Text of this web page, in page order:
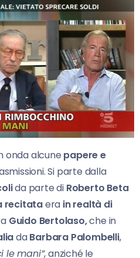
onda alcune papere e
Si parte dalla
da parte di Roberto Beta
recitataera in realtà di
Guido Bertolaso,che in
daBarbara Palombelli,
le mani”, anziché le